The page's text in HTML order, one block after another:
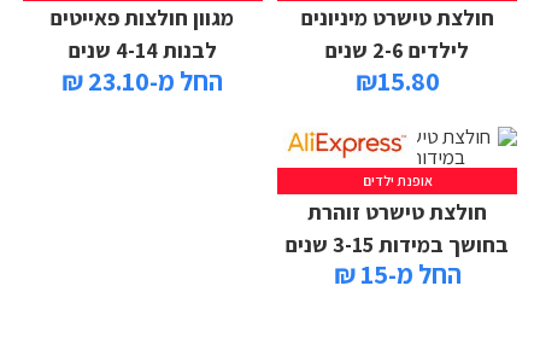
חולצת טישרט מיניונים
לילדים 2-6 שנים
₪15.80
מגוון חולצות פאייטים
לבנות 4-14 שנים
החל מ-23.10 ₪
אופנת ילדים
חולצת טישרט זוהרת
בחושך במידות 3-15 שנים
החל מ-15 ₪